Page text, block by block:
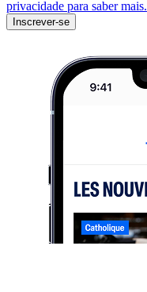
privacidade para saber mais.
Inscrever-se